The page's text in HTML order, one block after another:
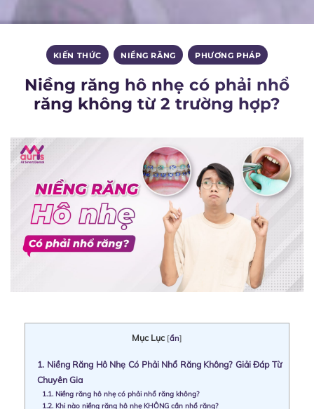
KIẾN THỨC , NIỀNG RĂNG , PHƯƠNG PHÁP
Niềng răng hô nhẹ có phải nhổ
răng không từ 2 trường hợp?
Mục Lục [ẩn]
1. Niềng Răng Hô Nhẹ Có Phải Nhổ Răng Không? Giải Đáp Từ
Chuyên Gia
1.1. Niềng răng hô nhẹ có phải nhổ răng không?
1.2. Khi nào niềng răng hô nhẹ KHÔNG cần nhổ răng?